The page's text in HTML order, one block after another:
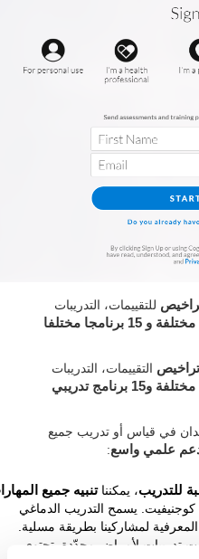
للتقييمات، التدريبات
كوجنيفيت 9 تقييمات مختلفة و 15 برنامجا مختلفا
التقييمات، التدريبات
كوجنيفيت 9 تقييمات مختلفة و15 برنامج تدريبي
في قياس أو تدريب جميع
علمي واسع:
، يمكنناتنبيه جميع
كوجنيفيت. يسمح التدريب الدماغي
لمشاركينا بطريقة مسلية.
تدريبات لأمراض محدّدة. تحتوي